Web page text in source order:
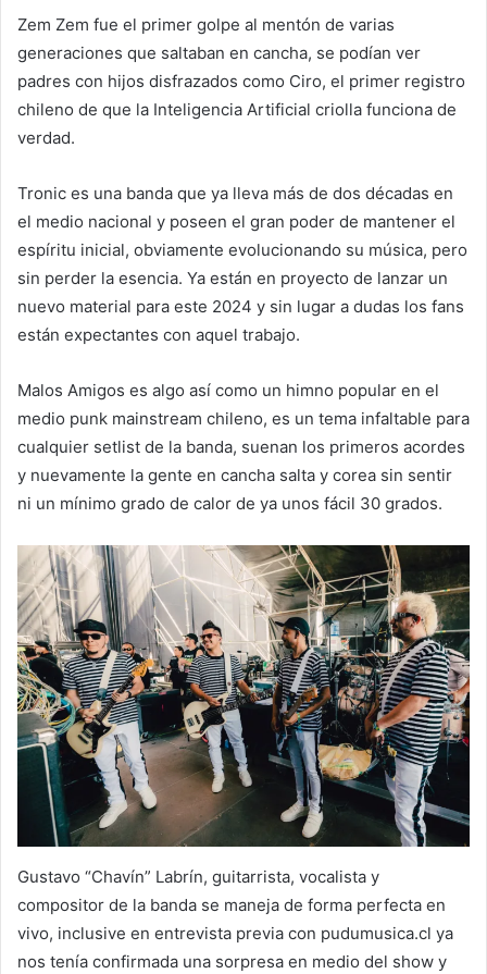
Zem Zem fue el primer golpe al mentón de varias
generaciones que saltaban en cancha, se podían ver
padres con hijos disfrazados como Ciro, el primer registro
chileno de que la Inteligencia Artificial criolla funciona de
verdad.
Tronic es una banda que ya lleva más de dos décadas en
el medio nacional y poseen el gran poder de mantener el
espíritu inicial, obviamente evolucionando su música, pero
sin perder la esencia. Ya están en proyecto de lanzar un
nuevo material para este 2024 y sin lugar a dudas los fans
están expectantes con aquel trabajo.
Malos Amigos es algo así como un himno popular en el
medio punk mainstream chileno, es un tema infaltable para
cualquier setlist de la banda, suenan los primeros acordes
y nuevamente la gente en cancha salta y corea sin sentir
ni un mínimo grado de calor de ya unos fácil 30 grados.
Gustavo “Chavín” Labrín, guitarrista, vocalista y
compositor de la banda se maneja de forma perfecta en
vivo, inclusive en entrevista previa con pudumusica.cl ya
nos tenía confirmada una sorpresa en medio del show y